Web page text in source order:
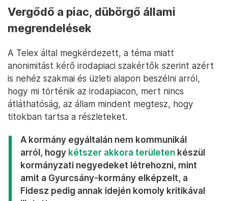
Vergődő a piac, dübörgő állami
megrendelések
A Telex által megkérdezett, a téma miatt
anonimitást kérő irodapiaci szakértők szerint azért
is nehéz szakmai és üzleti alapon beszélni arról,
hogy mi történik az irodapiacon, mert nincs
átláthatóság, az állam mindent megtesz, hogy
titokban tartsa a részleteket.
A kormány egyáltalán nem kommunikál
arról, hogy kétszer akkora területen készül
kormányzati negyedeket létrehozni, mint
amit a Gyurcsány-kormány elképzelt, a
Fidesz pedig annak idején komoly kritikával